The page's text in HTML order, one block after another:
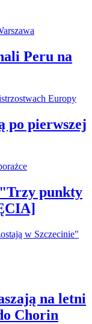
Peru na
po pierwszej
punkty
na letni
Chorin